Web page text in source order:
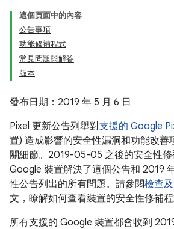
這個頁面中的內容
公告事項
功能修補程式
常見問題與解答
版本
發布日期：2019 年 5 月 6 日
Pixel 更新公告列舉對支援的 Google
置) 造成影響的安全性漏洞和功能改善
關細節。2019-05-05 之後的安全性
Google 裝置解決了這個公告和 2019
性公告列出的所有問題。請參閱檢查
文，瞭解如何查看裝置的安全性修補程
所有支援的 Google 裝置都會收到